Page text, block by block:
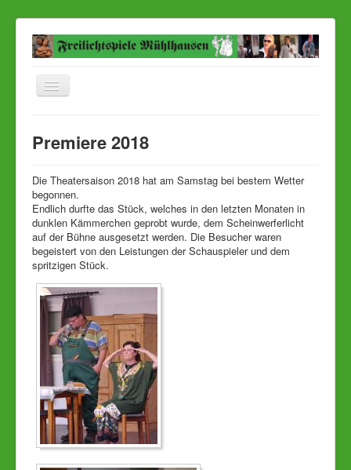
Navigation
Aktuelles Stück
Aktuelle Bilder
Ensemble
Termine
Karten
Anfahrt
Presse
Kontakt
Links
Premiere 2018
Die Theatersaison 2018 hat am Samstag bei bestem Wetter
begonnen.
Endlich durfte das Stück, welches in den letzten Monaten in
dunklen Kämmerchen geprobt wurde, dem Scheinwerferlicht
auf der Bühne ausgesetzt werden. Die Besucher waren
begeistert von den Leistungen der Schauspieler und dem
spritzigen Stück.